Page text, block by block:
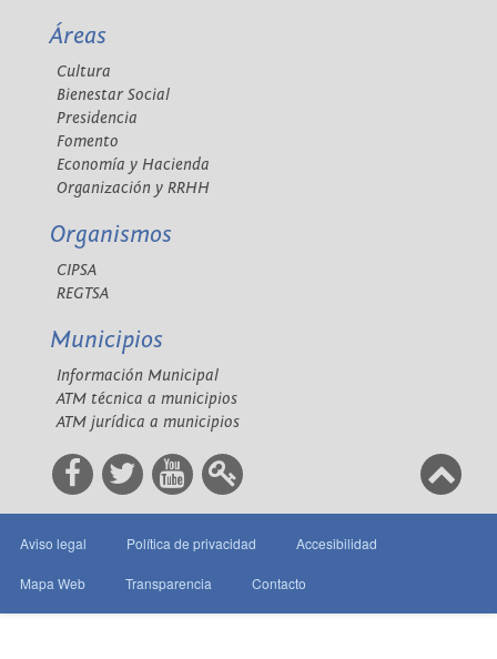
Áreas
Cultura
Bienestar Social
Presidencia
Fomento
Economía y Hacienda
Organización y RRHH
Organismos
CIPSA
REGTSA
Municipios
Información Municipal
ATM técnica a municipios
ATM jurídica a municipios
Aviso legal Política de privacidad Accesibilidad
Mapa Web Transparencia Contacto